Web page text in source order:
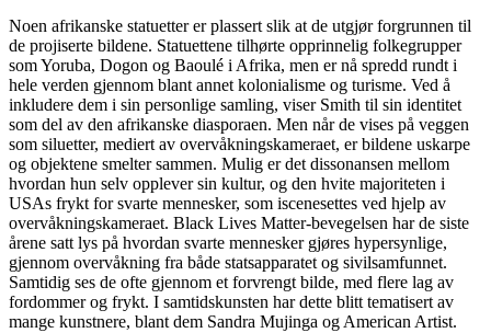
Noen afrikanske statuetter er plassert slik at de utgjør forgrunnen til
de projiserte bildene. Statuettene tilhørte opprinnelig folkegrupper
som Yoruba, Dogon og Baoulé i Afrika, men er nå spredd rundt i
hele verden gjennom blant annet kolonialisme og turisme. Ved å
inkludere dem i sin personlige samling, viser Smith til sin identitet
som del av den afrikanske diasporaen. Men når de vises på veggen
som siluetter, mediert av overvåkningskameraet, er bildene uskarpe
og objektene smelter sammen. Mulig er det dissonansen mellom
hvordan hun selv opplever sin kultur, og den hvite majoriteten i
USAs frykt for svarte mennesker, som iscenesettes ved hjelp av
overvåkningskameraet. Black Lives Matter-bevegelsen har de siste
årene satt lys på hvordan svarte mennesker gjøres hypersynlige,
gjennom overvåkning fra både statsapparatet og sivilsamfunnet.
Samtidig ses de ofte gjennom et forvrengt bilde, med flere lag av
fordommer og frykt. I samtidskunsten har dette blitt tematisert av
mange kunstnere, blant dem Sandra Mujinga og American Artist.